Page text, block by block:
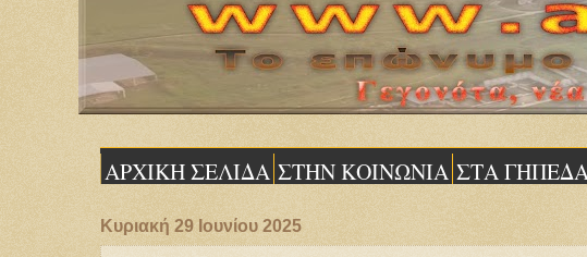
ΑΡΧΙΚΗ ΣΕΛΙΔΑ ΣΤΗΝ ΚΟΙΝΩΝΙΑ ΣΤΑ
Κυριακή 29 Ιουνίου 2025